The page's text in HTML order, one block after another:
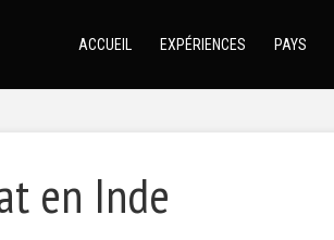
ACCUEIL EXPÉRIENCES PAYS
en Inde